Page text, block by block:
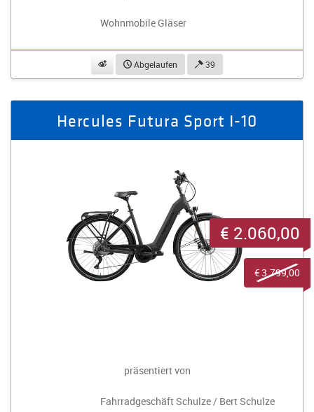
Wohnmobile Gläser
beobachtenAbgelaufen 39
Hercules Futura Sport I-10
präsentiert von
Fahrradgeschäft Schulze / Bert Schulze
€ 2.060,00
€ 3.799,00